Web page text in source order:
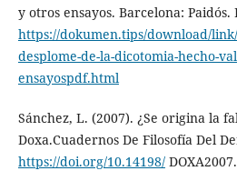
y otros ensayos. Barcelona: Paidós.
https://dokumen.tips/download/
desplome-de-la-dicotomia-hecho-
ensayospdf.html
Sánchez, L. (2007). ¿Se origina la
Doxa.Cuadernos De Filosofía Del
https://doi.org/10.14198/